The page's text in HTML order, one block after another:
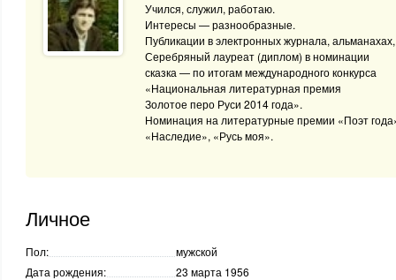
Учился, служил, работаю.
Интересы — разнообразные.
Публикации в электронных журнала,
Серебряный лауреат (диплом) в номинации
сказка — по итогам международного конкурса
«Национальная литературная премия
Золотое перо Руси 2014 года».
Номинация на литературные премии «Поэт
«Наследие», «Русь моя».
Личное
Пол:
мужской
Дата рождения:
23 марта 1956